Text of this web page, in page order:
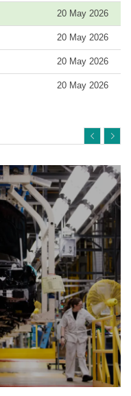
20 May 2026
20 May 2026
20 May 2026
20 May 2026